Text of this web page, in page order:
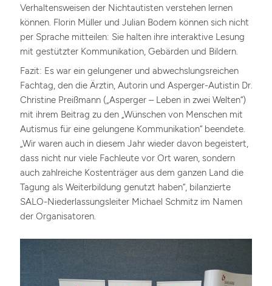
Verhaltensweisen der Nichtautisten verstehen lernen
können. Florin Müller und Julian Bodem können sich nicht
per Sprache mitteilen: Sie halten ihre interaktive Lesung
mit gestützter Kommunikation, Gebärden und Bildern.
Fazit: Es war ein gelungener und abwechslungsreichen
Fachtag, den die Ärztin, Autorin und Asperger-Autistin Dr.
Christine Preißmann („Asperger – Leben in zwei Welten“)
mit ihrem Beitrag zu den „Wünschen von Menschen mit
Autismus für eine gelungene Kommunikation“ beendete.
„Wir waren auch in diesem Jahr wieder davon begeistert,
dass nicht nur viele Fachleute vor Ort waren, sondern
auch zahlreiche Kostenträger aus dem ganzen Land die
Tagung als Weiterbildung genutzt haben“, bilanzierte
SALO-Niederlassungsleiter Michael Schmitz im Namen
der Organisatoren.